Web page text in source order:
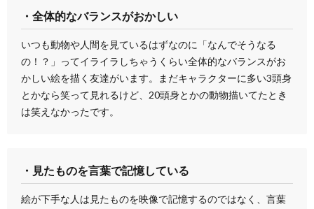
・全体的なバランスがおかしい
いつも動物や人間を見ているはずなのに「なんでそうなる
の！？」ってイライラしちゃうくらい全体的なバランスがお
かしい絵を描く友達がいます。まだキャラクターに多い3頭身
とかなら笑って見れるけど、20頭身とかの動物描いてたとき
は笑えなかったです。
・見たものを言葉で記憶している
絵が下手な人は見たものを映像で記憶するのではなく、言葉